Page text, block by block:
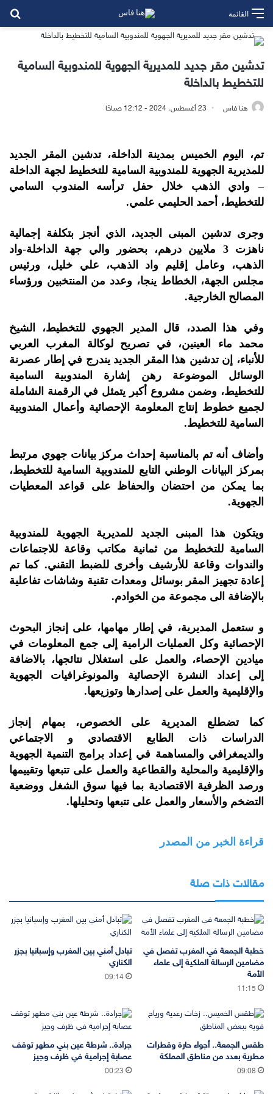
القائمة
تدشين مقر جديد للمديرية الجهوية للمندوبية السامية
للتخطيط بالداخلة
هنا فاس 23 أغسطس، 2024 - 12:12 صباحًا
تم، اليوم الخميس بمدينة الداخلة، تدشين المقر الجديد
للمديرية الجهوية للمندوبية السامية للتخطيط لجهة الداخلة
– وادي الذهب خلال حفل ترأسه المندوب السامي
للتخطيط، أحمد الحليمي علمي.
وجرى تدشين المبنى الجديد، الذي أنجز بتكلفة إجمالية
ناهزت 3 ملايين درهم، بحضور والي جهة الداخلة-واد
الذهب، وعامل إقليم واد الذهب، علي خليل، ورئيس
مجلس الجهة، الخطاط ينجا، وعدد من المنتخبين ورؤساء
المصالح الخارجية.
وفي هذا الصدد، قال المدير الجهوي للتخطيط، الشيخ
محمد ماء العينين، في تصريح لوكالة المغرب العربي
للأنباء، إن تدشين هذا المقر الجديد يندرج في إطار عصرنة
الوسائل الموضوعة رهن إشارة المندوبية السامية
للتخطيط، وضمن مشروع أكبر يتمثل في الرقمنة الشاملة
لجميع خطوط إنتاج المعلومة الإحصائية وأعمال المندوبية
السامية للتخطيط.
وأضاف أنه تم بالمناسبة إحداث مركز بيانات جهوي مرتبط
بمركز البيانات الوطني التابع للمندوبية السامية للتخطيط،
بما يمكن من احتضان والحفاظ على قواعد المعطيات
الجهوية.
ويتكون هذا المبنى الجديد للمديرية الجهوية للمندوبية
السامية للتخطيط من ثمانية مكاتب وقاعة للاجتماعات
والندوات وقاعة للأرشيف وأخرى للضبط التقني. كما تم
إعادة تجهيز المقر بوسائل ومعدات تقنية وشاشات تفاعلية
بالإضافة الى مجموعة من الخوادم.
و ستعمل المديرية، في إطار مهامها، على إنجاز البحوث
الإحصائية وكل العمليات الرامية إلى جمع المعلومات في
ميادين الإحصاء، والعمل على استغلال نتائجها، بالاضافة
إلى إعداد النشرة الإحصائية والمونوغرافيات الجهوية
والإقليمية والعمل على إصدارها وتوزيعها.
كما تضطلع المديرية على الخصوص، بمهام إنجاز
الدراسات ذات الطابع الاقتصادي و الاجتماعي
والديمغرافي والمساهمة في إعداد برامج التنمية الجهوية
والإقليمية والمحلية والقطاعية والعمل على تتبعها وتقييمها
ورصد الظرفية الاقتصادية بما فيها سوق الشغل ووضعية
التضخم والأسعار والعمل على تتبعها وتحليلها.
قراءة الخبر من المصدر
مقالات ذات صلة
خطبة الجمعة في المغرب تفصل في
مضامين الرسالة الملكية إلى علماء
الأمة
11:15
تبادل أمني بين المغرب وإسبانيا بجزر
الكناري
09:14
طقس الجمعة.. أجواء حارة وقطرات
مطرية بعدد من مناطق المملكة
09:08
جرادة.. شرطة عين بني مطهر توقف
عصابة إجرامية في ظرف وجيز
00:23